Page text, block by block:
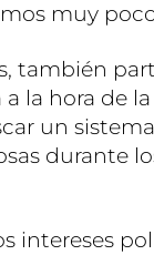
muy
también
la hora de
un
durante
intereses